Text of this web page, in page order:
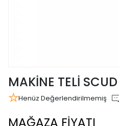
MAKİNE TELİ SCUD
Henüz Değerlendirilmemiş
MAĞAZA FİYATI